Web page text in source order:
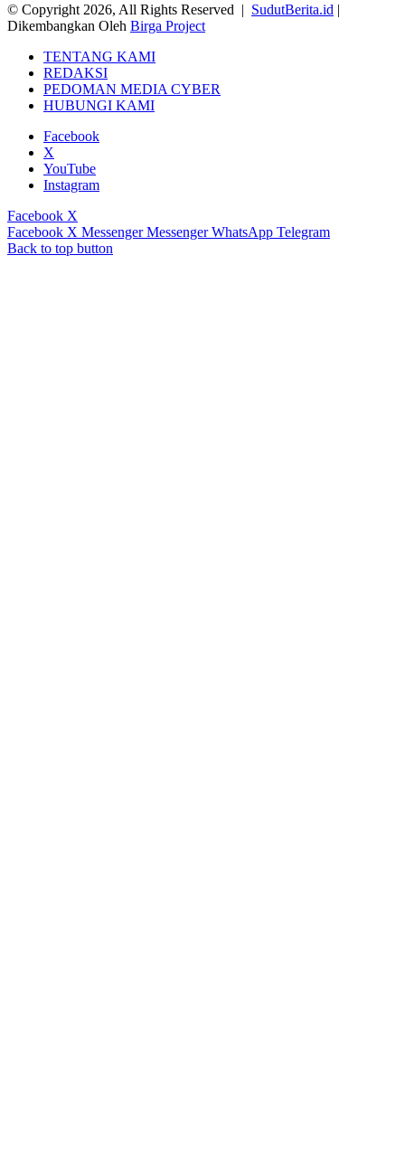
© Copyright 2026, All Rights Reserved | SudutBerita.id |
Dikembangkan Oleh Birga Project
TENTANG KAMI
REDAKSI
PEDOMAN MEDIA CYBER
HUBUNGI KAMI
Facebook
X
YouTube
Instagram
Facebook X
Facebook X Messenger Messenger WhatsApp Telegram
Back to top button